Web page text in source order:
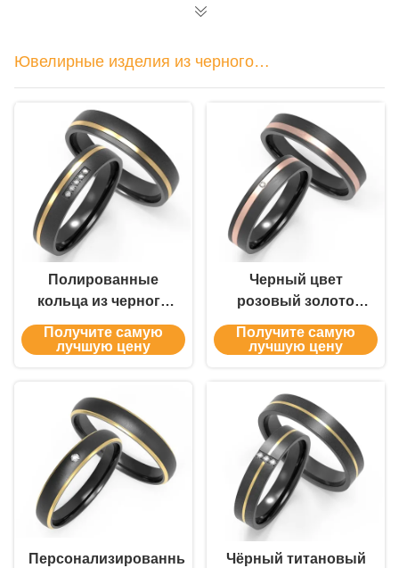
Ювелирные изделия из черного
циркония
Полированные
кольца из черного
циркония для пары
с IP-позолотой и
кубическим
цирконием
Получите самую
лучшую цену
Черный цвет
розовый золото
титановый кольцо
набор моды
кольцо
Получите самую
лучшую цену
Персонализированный Чёрный титановый